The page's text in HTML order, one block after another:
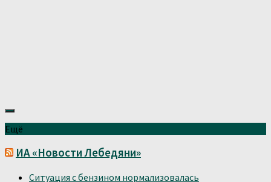
Ещё
ИА «Новости Лебедяни»
Ситуация с бензином нормализовалась